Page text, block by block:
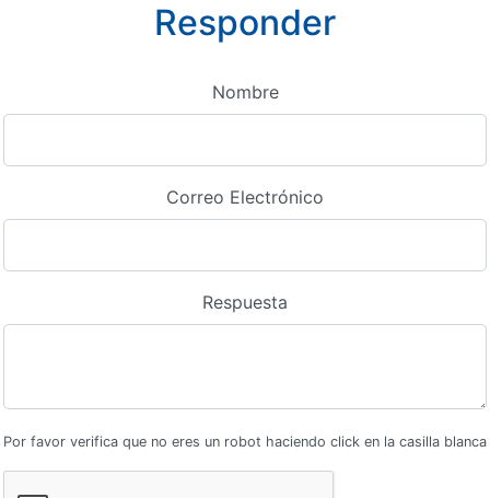
Responder
Nombre
Correo Electrónico
Respuesta
Por favor verifica que no eres un robot haciendo click en la casilla blanca